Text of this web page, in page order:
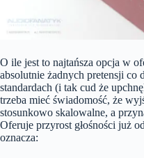
O ile jest to najtańsza opcja w
absolutnie żadnych pretensji co
standardach (i tak cud że
trzeba mieć świadomość, że
stosunkowo skalowalne, a
Oferuje przyrost głośności już
oznacza: